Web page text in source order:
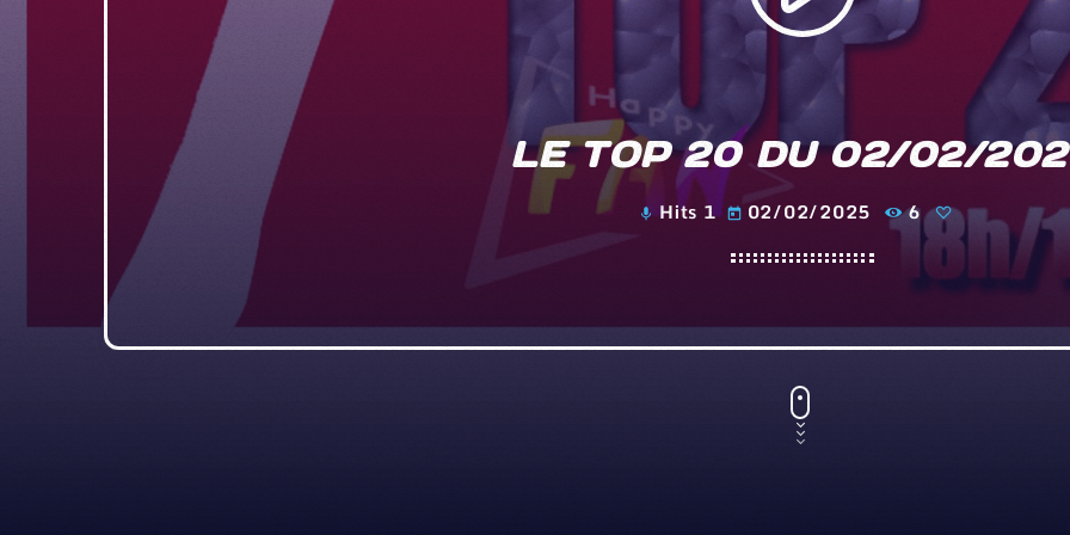
LE TOP 20 DU 02/02/
mic Hits 1 today 02/02/2025 6